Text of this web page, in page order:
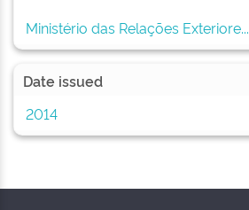
Ministério das Relações Exteriore...
Date issued
2014